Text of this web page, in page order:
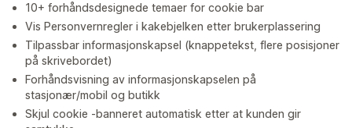
10+ forhåndsdesignede temaer for cookie bar
Vis Personvernregler i kakebjelken etter brukerplassering
Tilpassbar informasjonskapsel (knappetekst, flere posisjoner
på skrivebordet)
Forhåndsvisning av informasjonskapselen på
stasjonær/mobil og butikk
Skjul cookie -banneret automatisk etter at kunden gir